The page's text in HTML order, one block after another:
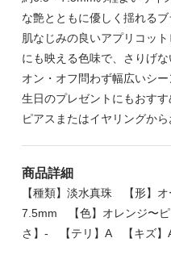
な艶とともに優しく揺れるブ
肌なじみの良いアプリコッ
にも映える色味で、さりげな
オン・オフ問わず幅広いシ
生日のプレゼントにもおすす
ピアスまたはイヤリングから
商品詳細
【種類】淡水真珠 【形】
7.5mm 【色】オレンジ〜
さ】- 【テリ】A 【キズ】